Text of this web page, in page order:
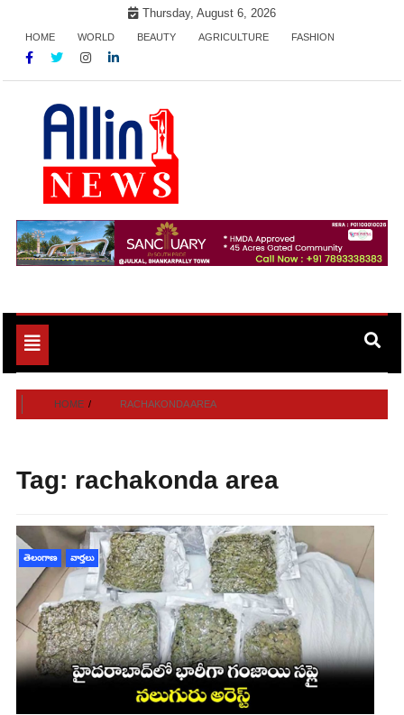
content
Thursday, August 6, 2026
HOME WORLD BEAUTY AGRICULTURE FASHION
Allin1news
Toggle
navigation
HOME RACHAKONDA AREA
Tag: rachakonda area
తెలంగాణ వార్తలు